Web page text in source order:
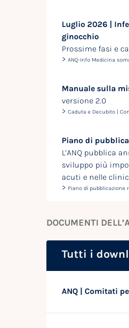
Luglio 2026 |
ginocchio
Prossime fasi e
> ANQ-Info Medicina
Manuale sulla
versione 2.0
> Caduta e Decubito |
Piano di
L’ANQ pubblica
sviluppo più
acuti e nelle
> Piano di
DOCUMENTI
Tutti i
ANQ | Comitati